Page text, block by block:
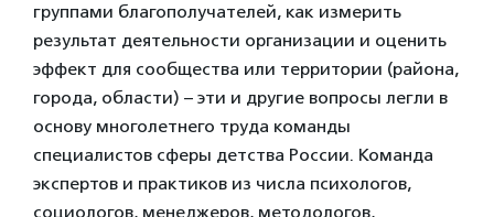
группами благополучателей, как измерить
результат деятельности организации и оценить
эффект для сообщества или территории (района,
города, области) – эти и другие вопросы легли в
основу многолетнего труда команды
специалистов сферы детства России. Команда
экспертов и практиков из числа психологов,
социологов, менеджеров, методологов,